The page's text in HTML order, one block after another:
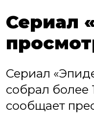
Сериал
Сериал
собрал более
сообщает